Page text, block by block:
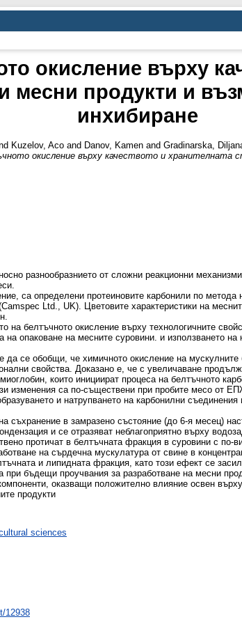
окисление върху
месни продукти и
инхибиране
Kuzelov, Aco and Danov, Kamen and Gradinarska,
окисление върху качеството и хранителната
разнообразнието от сложни реакционни
са определени протеиновите карбонили по
Ltd., UK). Цветовите характеристики на
на белтъчното окисление върху технологичните
на опаковане на месните суровини. и използването
да се обобщи, че химичното окисление на
свойства. Доказано е, че с увеличаване
които инициират процеса на белтъчното
изменения са по-съществени при пробите месо от
и натрупването на карбонилни
съхранение в замразено състояние (до 6-я месец)
и се отразяват неблагоприятно върху
протичат в белтъчната фракция в суровини с по-
на сърдечна мускулатура от свине в
и липидната фракция, като този ефект се
бъдещи проучвания за разработване на месни
оказващи положително влияние освен
продукти
sciences
12938